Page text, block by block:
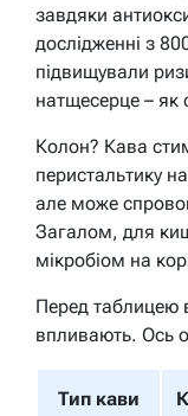
завдяки
дослідженні з
підвищували
натщесерце – як
Колон? Кава
перистальтику
але може
Загалом, для
мікробіом на
Перед таблицею
впливають. Ось
Тип кави